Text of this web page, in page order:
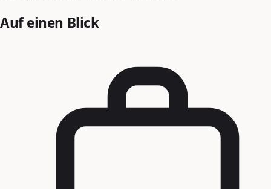
Auf einen Blick